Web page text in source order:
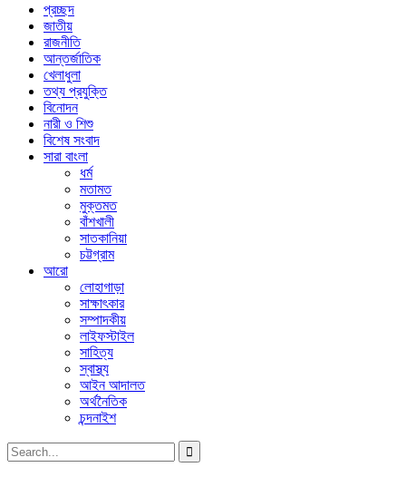
প্রচ্ছদ
জাতীয়
রাজনীতি
আন্তর্জাতিক
খেলাধুলা
তথ্য প্রযুক্তি
বিনোদন
নারী ও শিশু
বিশেষ সংবাদ
সারা বাংলা
ধর্ম
মতামত
মুক্তমত
বাঁশখালী
সাতকানিয়া
চট্টগ্রাম
আরো
লোহাগাড়া
সাক্ষাৎকার
সম্পাদকীয়
লাইফস্টাইল
সাহিত্য
স্বাস্থ্য
আইন আদালত
অর্থনৈতিক
চন্দনাইশ